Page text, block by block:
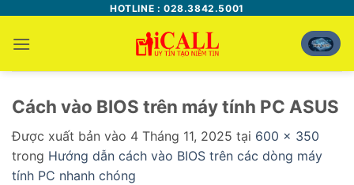
nội
dung
HOTLINE : 028.3842.5001
Cách vào BIOS trên máy tính PC ASUS
Được xuất bản vào 4 Tháng 11, 2025 tại 600 × 350
trong Hướng dẫn cách vào BIOS trên các dòng máy
tính PC nhanh chóng